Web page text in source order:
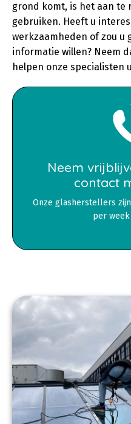
grond komt, is het aan te
gebruiken. Heeft u
werkzaamheden of zou u
informatie willen? Neem
helpen onze specialisten
Neem
contact
Onze glasherstellers
per